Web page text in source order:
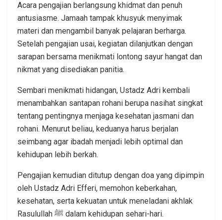
Acara pengajian berlangsung khidmat dan penuh
antusiasme. Jamaah tampak khusyuk menyimak
materi dan mengambil banyak pelajaran berharga.
Setelah pengajian usai, kegiatan dilanjutkan dengan
sarapan bersama menikmati lontong sayur hangat dan
nikmat yang disediakan panitia.
Sembari menikmati hidangan, Ustadz Adri kembali
menambahkan santapan rohani berupa nasihat singkat
tentang pentingnya menjaga kesehatan jasmani dan
rohani. Menurut beliau, keduanya harus berjalan
seimbang agar ibadah menjadi lebih optimal dan
kehidupan lebih berkah.
Pengajian kemudian ditutup dengan doa yang dipimpin
oleh Ustadz Adri Efferi, memohon keberkahan,
kesehatan, serta kekuatan untuk meneladani akhlak
Rasulullah ﷺ dalam kehidupan sehari-hari.